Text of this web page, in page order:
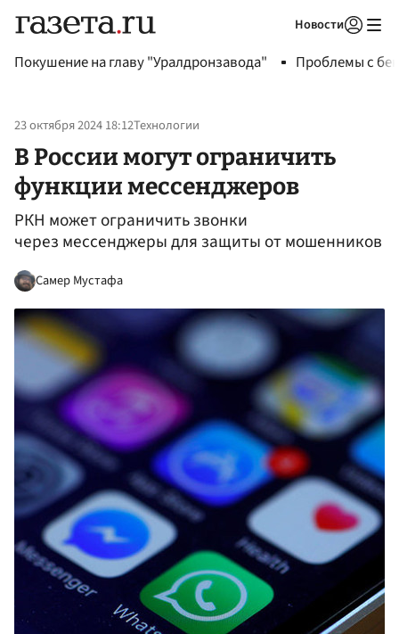
Новости
Покушение на главу "Уралдронзавода" Проблемы с
23 октября 2024 18:12Технологии
В России могут ограничить
функции мессенджеров
РКН может ограничить звонки
через мессенджеры для защиты от мошенников
Самер Мустафа